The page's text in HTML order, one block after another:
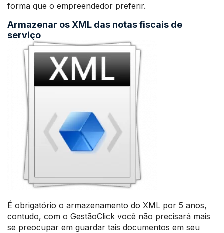
forma que o empreendedor preferir.
Armazenar os XML das notas fiscais de
serviço
É obrigatório o armazenamento do XML por 5 anos,
contudo, com o GestãoClick você não precisará mais
se preocupar em guardar tais documentos em seu